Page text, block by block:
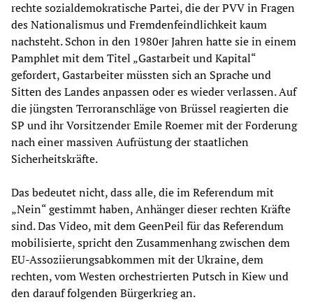
rechte sozialdemokratische Partei, die der PVV in Fragen
des Nationalismus und Fremdenfeindlichkeit kaum
nachsteht. Schon in den 1980er Jahren hatte sie in einem
Pamphlet mit dem Titel „Gastarbeit und Kapital“
gefordert, Gastarbeiter müssten sich an Sprache und
Sitten des Landes anpassen oder es wieder verlassen. Auf
die jüngsten Terroranschläge von Brüssel reagierten die
SP und ihr Vorsitzender Emile Roemer mit der Forderung
nach einer massiven Aufrüstung der staatlichen
Sicherheitskräfte.
Das bedeutet nicht, dass alle, die im Referendum mit
„Nein“ gestimmt haben, Anhänger dieser rechten Kräfte
sind. Das Video, mit dem GeenPeil für das Referendum
mobilisierte, spricht den Zusammenhang zwischen dem
EU-Assoziierungsabkommen mit der Ukraine, dem
rechten, vom Westen orchestrierten Putsch in Kiew und
den darauf folgenden Bürgerkrieg an.